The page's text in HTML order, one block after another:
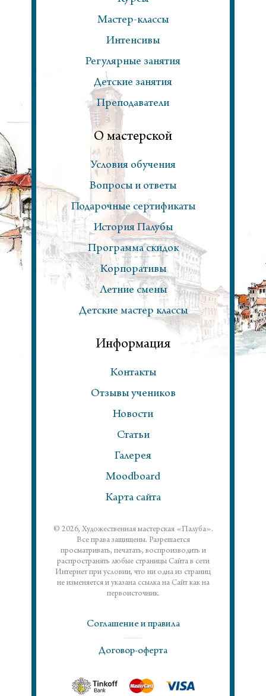
Мастер-классы
Интенсивы
Регулярные занятия
Детские занятия
Преподаватели
О мастерской
Условия обучения
Вопросы и ответы
Подарочные сертификаты
История Палубы
Программа скидок
Корпоративы
Летние смены
Детские мастер классы
Информация
Контакты
Отзывы учеников
Новости
Статьи
Галерея
Moodboard
Карта сайта
© 2026, Художественная мастерская «Палуба».
Все права защищены. Разрешается
просматривать, печатать, воспроизводить и
распространять любые страницы Сайта в сети
Интернет при условии, что ни одна из страниц
не изменяется и указана ссылка на Сайт как на
первоисточник.
Соглашение и правила
Договор-оферта